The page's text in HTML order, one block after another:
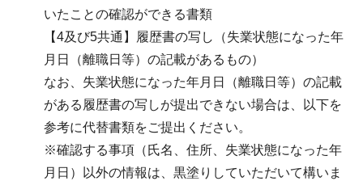
いたことの確認ができる書類
【4及び5共通】履歴書の写し（失業状態になった年
月日（離職日等）の記載があるもの）
なお、失業状態になった年月日（離職日等）の記載
がある履歴書の写しが提出できない場合は、以下を
参考に代替書類をご提出ください。
※確認する事項（氏名、住所、失業状態になった年
月日）以外の情報は、黒塗りしていただいて構いま